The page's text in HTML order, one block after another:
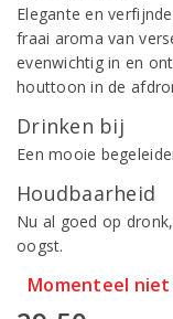
Elegante en
fraai aroma van
evenwichtig in en
houttoon in de
Drinken bij
Een mooie
Houdbaarheid
Nu al goed op
oogst.
Momenteel